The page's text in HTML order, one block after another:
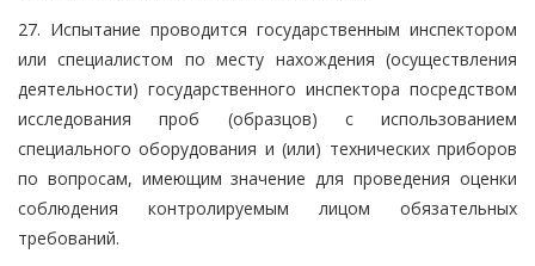
27. Испытание проводится государственным инспектором
или специалистом по месту нахождения (осуществления
деятельности) государственного инспектора посредством
исследования проб (образцов) с использованием
специального оборудования и (или) технических приборов
по вопросам, имеющим значение для проведения оценки
соблюдения контролируемым лицом обязательных
требований.